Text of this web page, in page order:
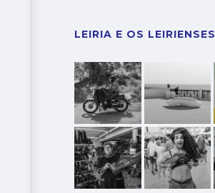
LEIRIA E OS LEIRIENSES